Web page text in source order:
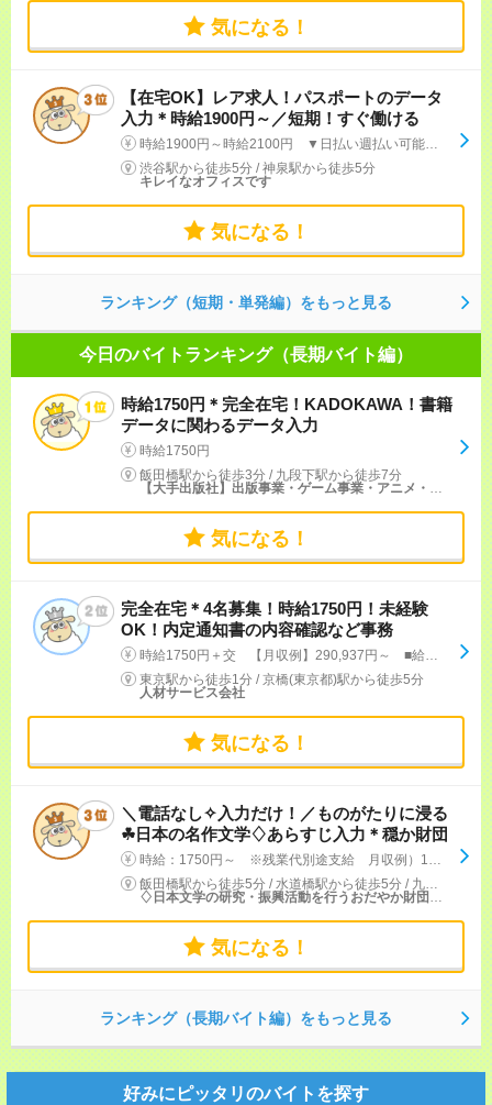
気になる！
【在宅OK】レア求人！パスポートのデータ
入力＊時給1900円～／短期！すぐ働ける
時給1900円～時給2100円 ▼日払い週払い可能！※規定有り ▼1日6時間勤務で日収1万以上！
渋谷駅から徒歩5分 /神泉駅から徒歩5分
キレイなオフィスです
気になる！
ランキング（短期・単発編）をもっと見る
今日のバイトランキング（長期バイト編）
時給1750円＊完全在宅！KADOKAWA！書籍
データに関わるデータ入力
時給1750円
飯田橋駅から徒歩3分 / 九段下駅から徒歩7分
【大手出版社】出版事業・ゲーム事業・アニメ・映像事業
気になる！
完全在宅＊4名募集！時給1750円！未経験
OK！内定通知書の内容確認など事務
時給1750円＋交 【月収例】290,937円～ ■給与の前払いが可能な速払いサービスあり
東京駅から徒歩1分 /京橋(東京都)駅から徒歩5分
人材サービス会社
気になる！
＼電話なし✧入力だけ！／ものがたりに浸る
☘日本の名作文学♢あらすじ入力＊穏か財団
時給：1750円～ ※残業代別途支給 月収例）1750円×実働7.25h×22日の場合＝27万9千円＋残業代 ＃月給25万以上
飯田橋駅から徒歩5分 /水道橋駅から徒歩5分 / 九段下駅から徒歩7分
♢日本文学の研究・振興活動を行うおだやか財団法人さま♢
気になる！
ランキング（長期バイト編）をもっと見る
好みにピッタリのバイトを探す